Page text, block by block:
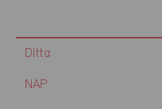
Ditta
NAP